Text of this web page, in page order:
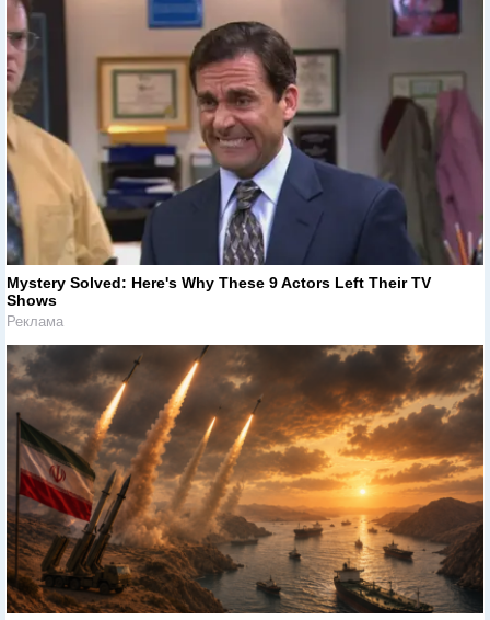
Mystery Solved: Here's Why These 9 Actors Left Their TV
Shows
Реклама